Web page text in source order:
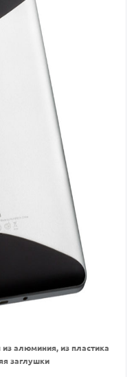
из алюминия, из пластика
заглушки